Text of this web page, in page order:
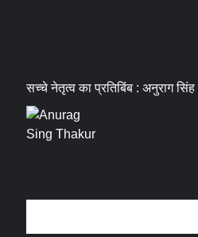
सच्चे नेतृत्व का प्रतिबिंब : अनुराग